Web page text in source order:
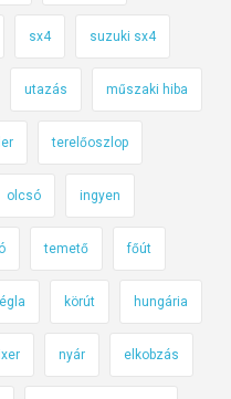
sx4 suzuki sx4
utazás műszaki hiba
terelőoszlop
olcsó ingyen
temető főút
körút hungária
nyár elkobzás